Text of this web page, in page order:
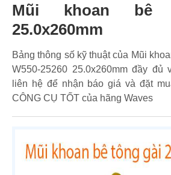
Mũi khoan bê
25.0x260mm
Bảng thông số kỹ thuật của Mũi
W550-25260 25.0x260mm đầy đủ
liên hệ để nhận báo giá và đặt
CÔNG CỤ TỐT của hãng Waves